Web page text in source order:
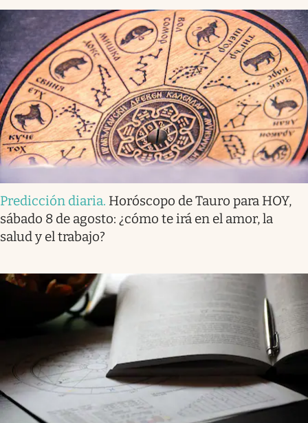
Predicción diaria. Horóscopo de Tauro para HOY,
sábado 8 de agosto: ¿cómo te irá en el amor, la
salud y el trabajo?